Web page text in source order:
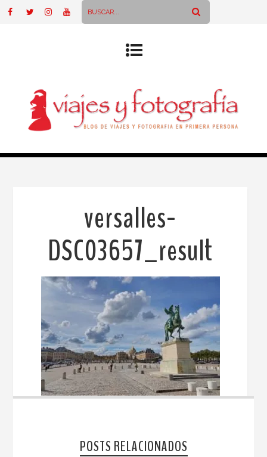
versalles-
DSC03657_result
POSTS RELACIONADOS